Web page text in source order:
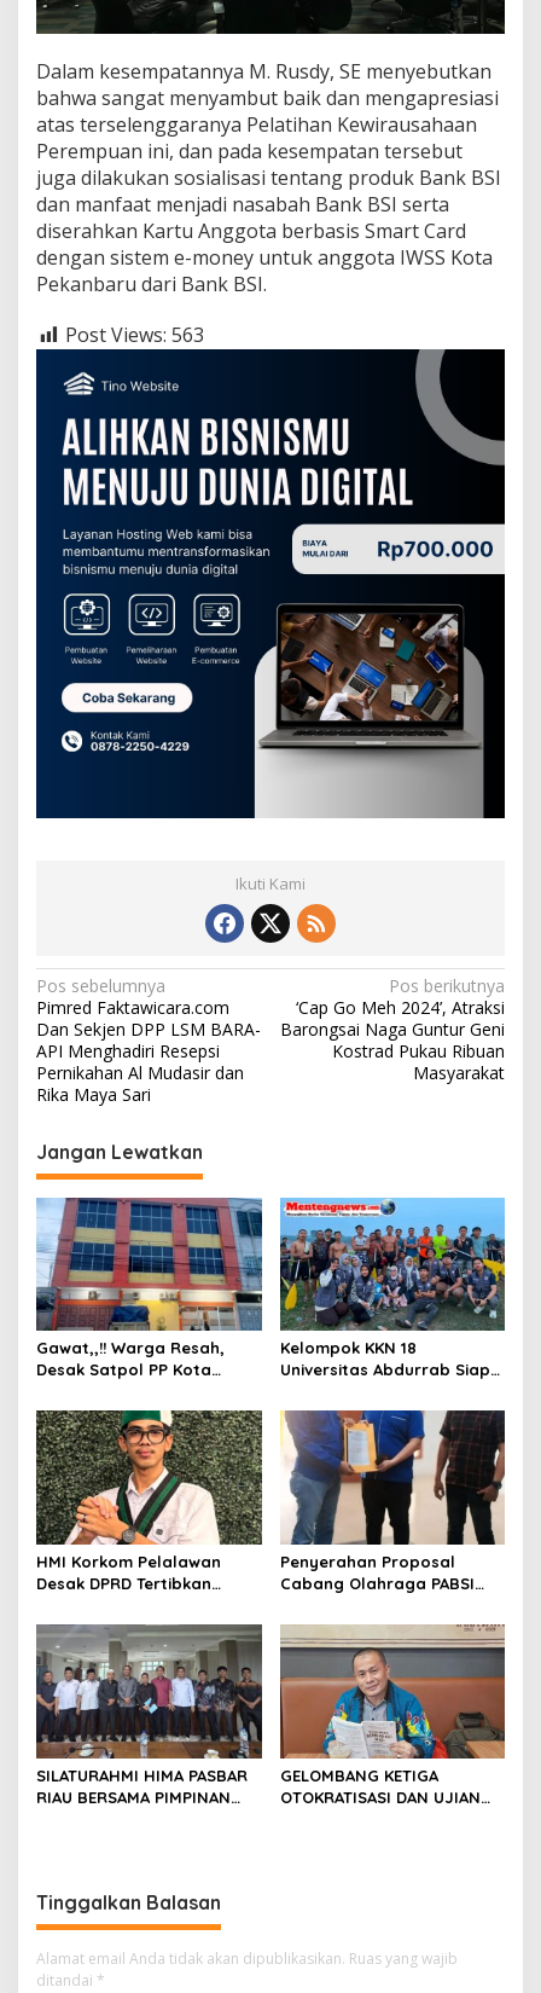
Dalam kesempatannya M. Rusdy, SE menyebutkan
bahwa sangat menyambut baik dan mengapresiasi
atas terselenggaranya Pelatihan Kewirausahaan
Perempuan ini, dan pada kesempatan tersebut
juga dilakukan sosialisasi tentang produk Bank BSI
dan manfaat menjadi nasabah Bank BSI serta
diserahkan Kartu Anggota berbasis Smart Card
dengan sistem e-money untuk anggota IWSS Kota
Pekanbaru dari Bank BSI.
Post Views: 563
Ikuti Kami
N
a
v
i
a
s
i
p
o
s
Pos sebelumnya
Pimred Faktawicara.com
Dan Sekjen DPP LSM BARA-
API Menghadiri Resepsi
Pernikahan Al Mudasir dan
Rika Maya Sari
Pos berikutnya
‘Cap Go Meh 2024’, Atraksi
Barongsai Naga Guntur Geni
Kostrad Pukau Ribuan
Masyarakat
Jangan Lewatkan
Gawat,,!! Warga Resah,
Desak Satpol PP Kota
Stay yang Diduga Tempat
Ajang “Kumpul Kebo”.
Kelompok KKN 18
Universitas Abdurrab Siap
Mendedikasikan Diri untuk
Masyarakat Desa Pulau
Deras
HMI Korkom Pelalawan
Desak DPRD Tertibkan
Pelalawan
Penyerahan Proposal
Cabang Olahraga PABSI
KONI Kota Pekanbaru.
SILATURAHMI HIMA PASBAR
RIAU BERSAMA PIMPINAN
GELOMBANG KETIGA
OTOKRATISASI DAN UJIAN
Tinggalkan Balasan
Alamat email Anda tidak akan dipublikasikan. Ruas yang wajib
ditandai *